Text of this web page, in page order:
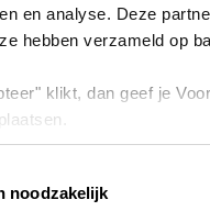
en analyse. Deze
hebben verzameld op
klikt, dan geef je
noodzakelijk
side exception has